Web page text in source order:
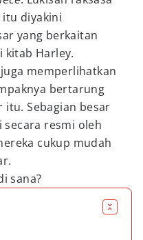
itu diyakini
yang berkaitan
kitab Harley.
memperlihatkan
bertarung
itu. Sebagian besar
resmi oleh
cukup mudah
sana?